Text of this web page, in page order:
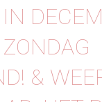
Blog
Webshop
&